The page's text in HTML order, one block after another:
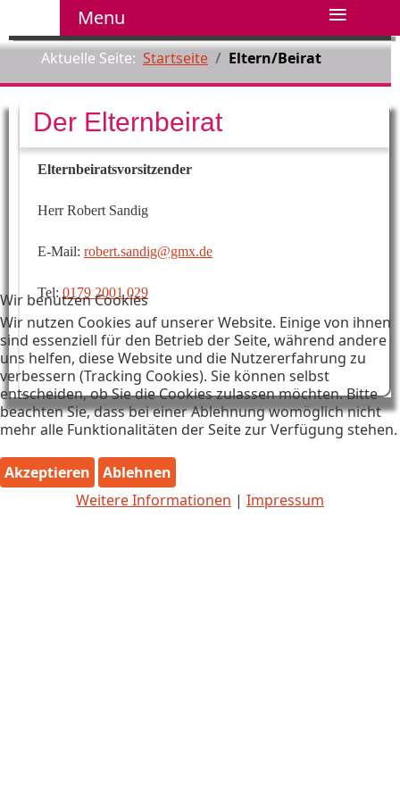
Menu ≡
Aktuelle Seite: Startseite Eltern/Beirat
Der Elternbeirat
Elternbeiratsvorsitzender
Herr Robert Sandig
E-Mail: robert.sandig@gmx.de
Tel: 0179 2001 029
Wir benutzen Cookies
Wir nutzen Cookies auf unserer Website. Einige von ihnen
sind essenziell für den Betrieb der Seite, während andere
uns helfen, diese Website und die Nutzererfahrung zu
verbessern (Tracking Cookies). Sie können selbst
entscheiden, ob Sie die Cookies zulassen möchten. Bitte
beachten Sie, dass bei einer Ablehnung womöglich nicht
mehr alle Funktionalitäten der Seite zur Verfügung stehen.
Akzeptieren
Ablehnen
Weitere Informationen | Impressum